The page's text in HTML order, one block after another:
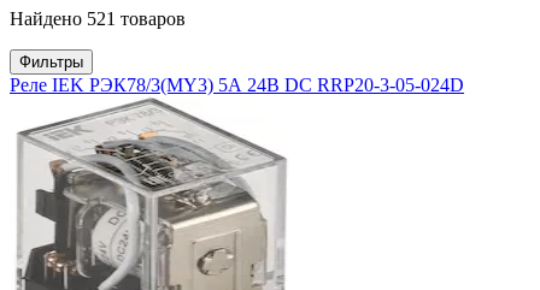
Найдено 521 товаров
Фильтры
Реле IEK РЭК78/3(MY3) 5А 24В DC RRP20-3-05-024D